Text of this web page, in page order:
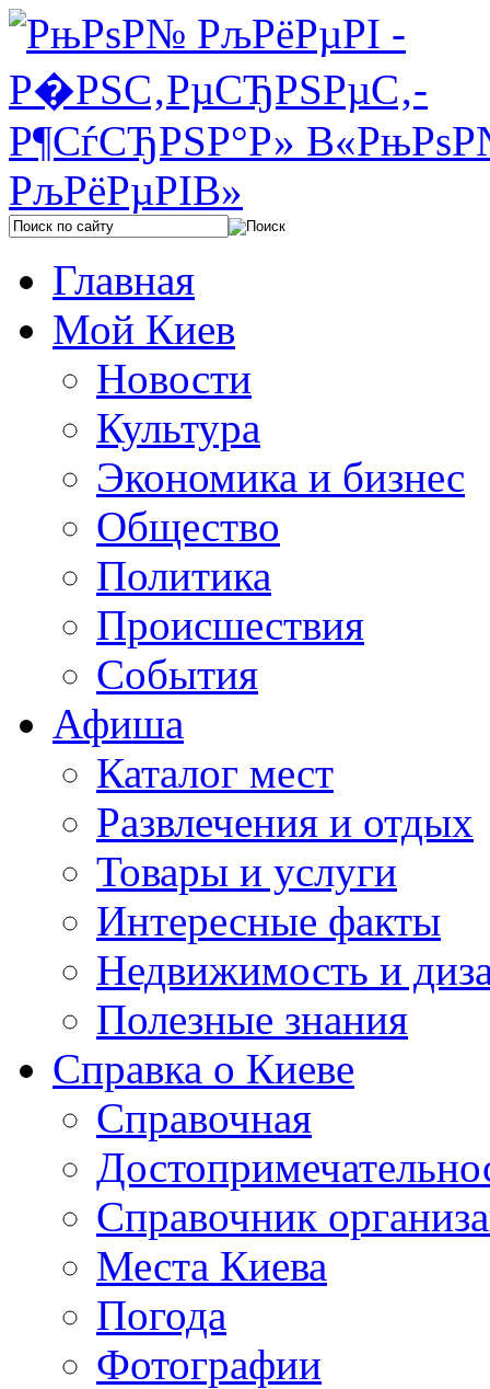
Главная
Мой Киев
Новости
Культура
Экономика и бизнес
Общество
Политика
Происшествия
События
Афиша
Каталог мест
Развлечения и отдых
Товары и услуги
Интересные факты
Недвижимость и
Полезные знания
Справка о Киеве
Справочная
Справочник
Места Киева
Погода
Фотографии